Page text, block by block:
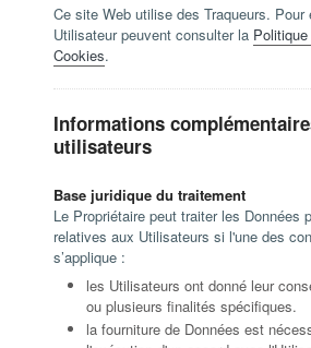
Ce site Web utilise des Traqueurs.
Utilisateur peuvent consulter la
Cookies.
Informations
utilisateurs
Base juridique du traitement
Le Propriétaire peut traiter les Données
relatives aux Utilisateurs si l'une des
s’applique :
les Utilisateurs ont donné leur
ou plusieurs finalités spécifiques.
la fourniture de Données est